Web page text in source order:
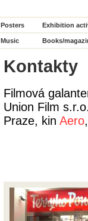
Posters Exhibition
Music Books/
Kontakty
Filmová
Union Film
Praze, kin Aero,